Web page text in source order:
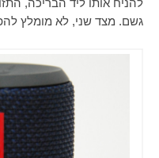
להניח אותו ליד הבריכה,
גשם. מצד שני, לא מומלץ